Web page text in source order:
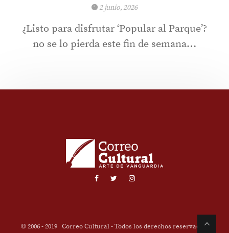
2 junio, 2026
¿Listo para disfrutar ‘Popular al Parque’?
no se lo pierda este fin de semana…
© 2006 - 2019 Correo Cultural - Todos los derechos reservados.